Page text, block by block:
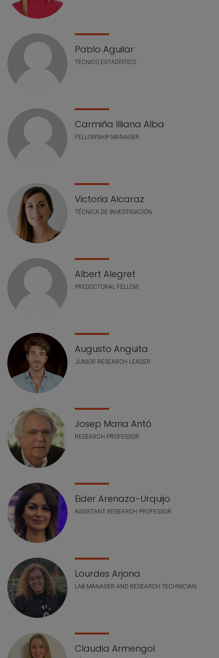
Pablo Aguilar
TÉCNICO ESTADÍSTICO
Carmiña Illiana Alba
FELLOWSHIP MANAGER
Victoria Alcaraz
TÉCNICA DE INVESTIGACIÓN
Albert Alegret
PREDOCTORAL FELLOW
Augusto Anguita
JUNIOR RESEARCH LEADER
Josep Maria Antó
RESEARCH PROFESSOR
Eider Arenaza-Urquijo
ASSISTANT RESEARCH PROFESSOR
Lourdes Arjona
LAB MANAGER AND RESEARCH TECHNICIAN
Claudia Armengol